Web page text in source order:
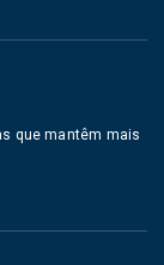
que mantêm mais